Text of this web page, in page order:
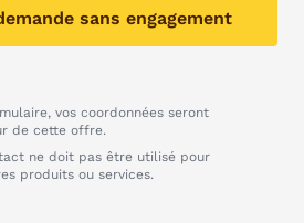
sans engagement
vos coordonnées seront
de cette offre.
ne doit pas être utilisé pour
produits ou services.